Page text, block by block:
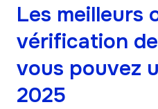
Les meilleurs
vérification
vous pouvez
2025